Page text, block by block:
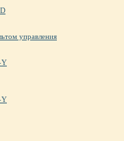
управления
Y
Y